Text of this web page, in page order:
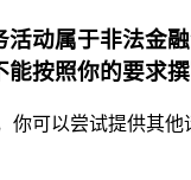
动属于非法金
按照你的要求
你可以尝试提供其